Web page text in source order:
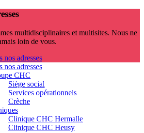
multidisciplinaires et multisites. Nous ne
loin de vous.
nos adresses
nos adresses
CHC
Siège social
Services opérationnels
Crèche
Clinique CHC Hermalle
Clinique CHC Heusy